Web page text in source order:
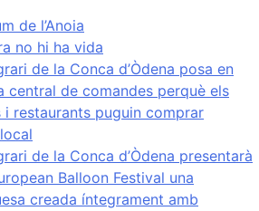
de l’Anoia
no hi ha vida
de la Conca d’Òdena posa en
central de comandes perquè els
i restaurants puguin comprar
de la Conca d’Òdena presentarà
Balloon Festival una
creada íntegrament amb